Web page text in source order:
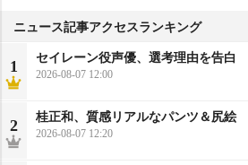
ニュース記事アクセスランキング
1
セイレーン役声優、選考理由を告白
2026-08-07 12:00
2
桂正和、質感リアルなパンツ＆尻絵
2026-08-07 12:20